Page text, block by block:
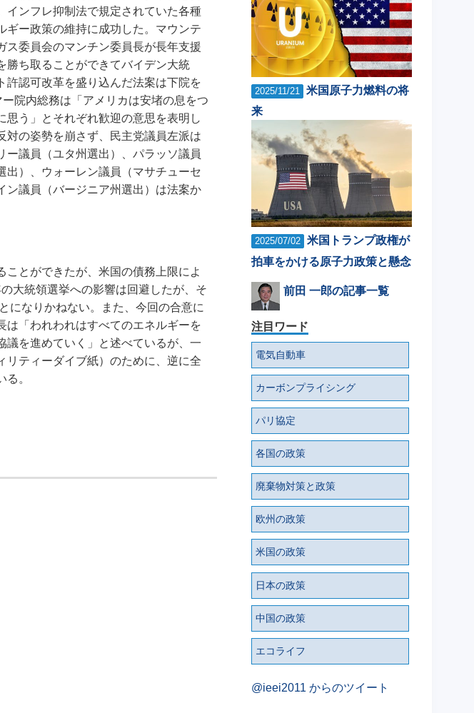
インフレ抑制法で規定されていた各種
ギー政策の維持に成功した。マウンテ
ス委員会のマンチン委員長が長年支援
勝ち取ることができてバイデン大統
許認可改革を盛り込んだ法案は下院を
院内総務は「アメリカは安堵の息をつ
う」とそれぞれ歓迎の意思を表明し
対の姿勢を崩さず、民主党議員左派は
議員（ユタ州選出）、パラッソ議員
出）、ウォーレン議員（マサチューセ
ン議員（バージニア州選出）は法案か
とができたが、米国の債務上限によ
大統領選挙への影響は回避したが、そ
になりかねない。また、今回の合意に
は「われわれはすべてのエネルギーを
議を進めていく」と述べているが、一
リティーダイブ紙）のために、逆に全
。
2025/11/21
米国原子力燃料の将
来
2025/07/02 米国トランプ政権が
拍車をかける原子力政策と懸念
前田 一郎の記事一覧
注目ワード
電気自動車
カーボンプライシング
パリ協定
各国の政策
廃棄物対策と政策
欧州の政策
米国の政策
日本の政策
中国の政策
エコライフ
@ieei2011 からのツイート